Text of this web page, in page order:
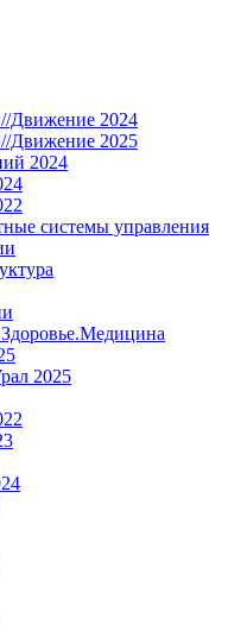
Движение 2024
Движение 2025
2024
системы управления
2025